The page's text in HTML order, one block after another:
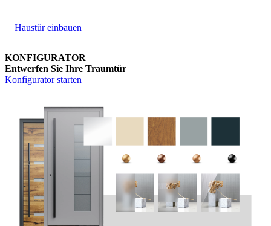
Haustür einbauen
KONFIGURATOR
Entwerfen Sie Ihre Traumtür
Konfigurator starten